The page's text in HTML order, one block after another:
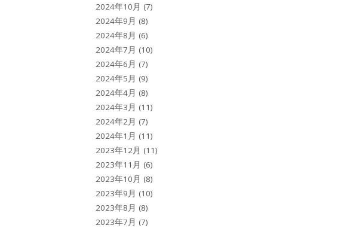
2024年10月 (7)
2024年9月 (8)
2024年8月 (6)
2024年7月 (10)
2024年6月 (7)
2024年5月 (9)
2024年4月 (8)
2024年3月 (11)
2024年2月 (7)
2024年1月 (11)
2023年12月 (11)
2023年11月 (6)
2023年10月 (8)
2023年9月 (10)
2023年8月 (8)
2023年7月 (7)